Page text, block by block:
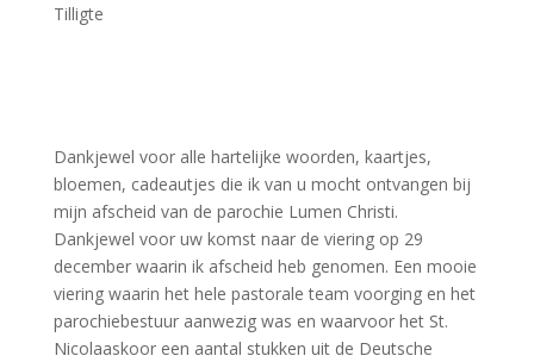
Tilligte
Dankjewel voor alle hartelijke woorden, kaartjes,
bloemen, cadeautjes die ik van u mocht ontvangen bij
mijn afscheid van de parochie Lumen Christi.
Dankjewel voor uw komst naar de viering op 29
december waarin ik afscheid heb genomen. Een mooie
viering waarin het hele pastorale team voorging en het
parochiebestuur aanwezig was en waarvoor het St.
Nicolaaskoor een aantal stukken uit de Deutsche